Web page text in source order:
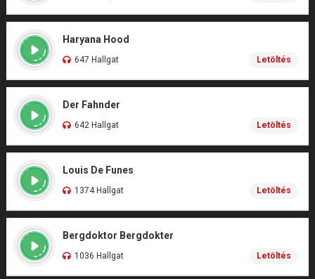
Haryana Hood
647 Hallgat Letöltés
Der Fahnder
642 Hallgat Letöltés
Louis De Funes
1374 Hallgat Letöltés
Bergdoktor Bergdokter
1036 Hallgat Letöltés